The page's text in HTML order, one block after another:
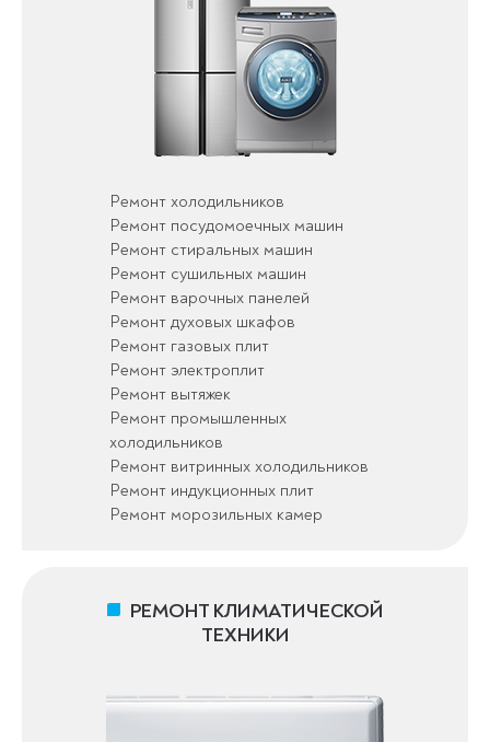
Ремонт холодильников
Ремонт посудомоечных машин
Ремонт стиральных машин
Ремонт сушильных машин
Ремонт варочных панелей
Ремонт духовых шкафов
Ремонт газовых плит
Ремонт электроплит
Ремонт вытяжек
Ремонт промышленных
холодильников
Ремонт витринных холодильников
Ремонт индукционных плит
Ремонт морозильных камер
РЕМОНТ КЛИМАТИЧЕСКОЙ
ТЕХНИКИ